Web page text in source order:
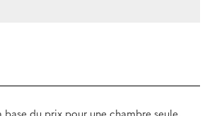
du prix pour une chambre seule,